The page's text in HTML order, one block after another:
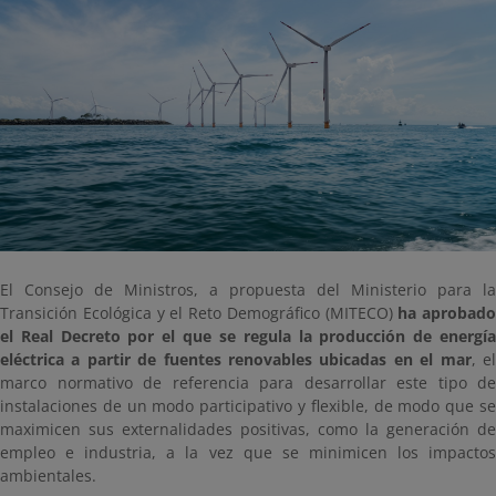
El Consejo de Ministros, a propuesta del Ministerio para la
Transición Ecológica y el Reto Demográfico (MITECO) ha aprobado
el Real Decreto por el que se regula la producción de energía
eléctrica a partir de fuentes renovables ubicadas en el mar, el
marco normativo de referencia para desarrollar este tipo de
instalaciones de un modo participativo y flexible, de modo que se
maximicen sus externalidades positivas, como la generación de
empleo e industria, a la vez que se minimicen los impactos
ambientales.